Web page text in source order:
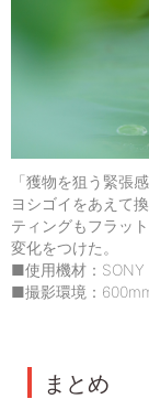
「獲物を狙う緊張
ヨシゴイをあえて
ティングもフラッ
変化をつけた。
■使用機材：
■撮影環境：
まとめ